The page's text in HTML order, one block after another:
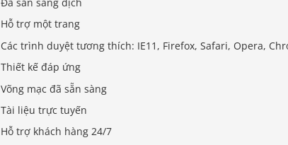
Hỗ trợ một trang
Các trình duyệt tương thích: IE11, Firefox, Safari, Opera,
Thiết kế đáp ứng
Võng mạc đã sẵn sàng
Tài liệu trực tuyến
Hỗ trợ khách hàng 24/7